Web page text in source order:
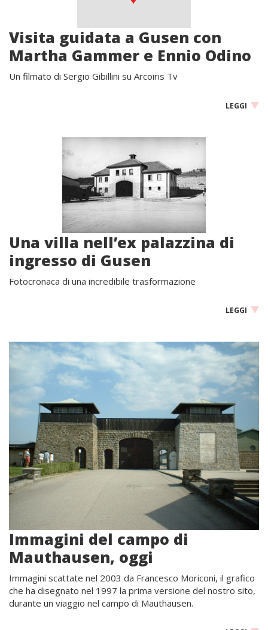
Visita guidata a Gusen con
Martha Gammer e Ennio Odino
Un filmato di Sergio Gibillini su Arcoiris Tv
LEGGI
Una villa nell’ex palazzina di
ingresso di Gusen
Fotocronaca di una incredibile trasformazione
LEGGI
Immagini del campo di
Mauthausen, oggi
Immagini scattate nel 2003 da Francesco Moriconi, il grafico
che ha disegnato nel 1997 la prima versione del nostro sito,
durante un viaggio nel campo di Mauthausen.